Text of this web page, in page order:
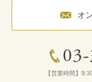
オ
【営業時間】